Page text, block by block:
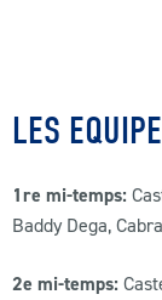
LES
1re mi-temps:
Baddy Dega,
2e mi-temps: